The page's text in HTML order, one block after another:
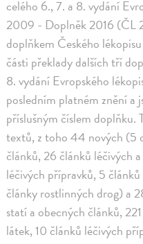
celého 6., 7. a 8. vydání
2009 - Doplněk 2016 (ČL
doplňkem Českého
části překlady dalších tří
8. vydání Evropského
posledním platném znění a
příslušným číslem doplňku.
textů, z toho 44 nových (5
článků, 26 článků léčivých
léčivých přípravků, 5
články rostlinných drog) a
statí a obecných článků,
látek, 10 článků léčivých